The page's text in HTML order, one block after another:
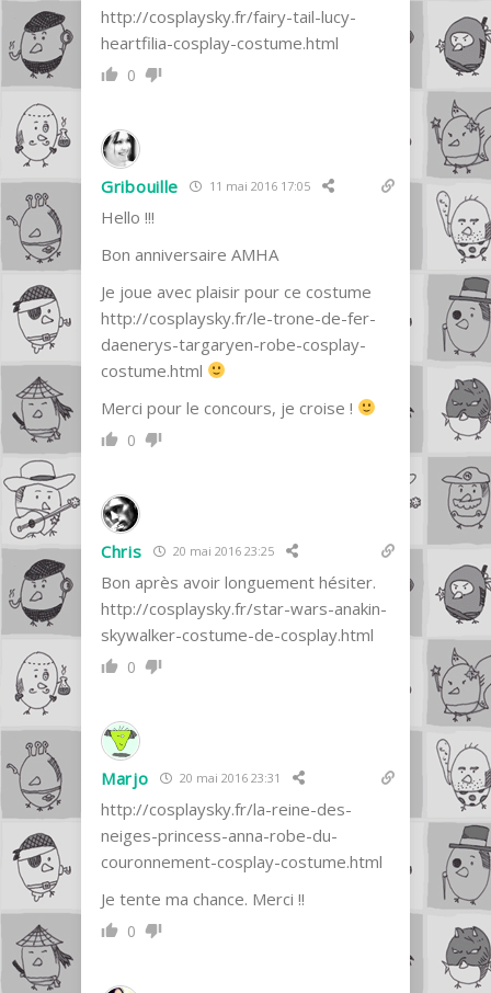
http://cosplaysky.fr/fairy-tail-lucy-
heartfilia-cosplay-costume.html
0
Gribouille 11 mai 2016 17:05
Hello !!!
Bon anniversaire AMHA
Je joue avec plaisir pour ce costume
http://cosplaysky.fr/le-trone-de-fer-
daenerys-targaryen-robe-cosplay-
costume.html
Merci pour le concours, je croise !
0
Chris 20 mai 2016 23:25
Bon après avoir longuement hésiter.
http://cosplaysky.fr/star-wars-anakin-
skywalker-costume-de-cosplay.html
0
Marjo 20 mai 2016 23:31
http://cosplaysky.fr/la-reine-des-
neiges-princess-anna-robe-du-
couronnement-cosplay-costume.html
Je tente ma chance. Merci !!
0